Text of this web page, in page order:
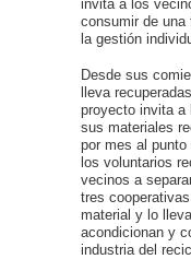
invita a los
consumir de una
la gestión
Desde sus
lleva
proyecto invita a
sus materiales
por mes al
los voluntarios
vecinos a
tres
material y lo
acondicionan y
industria del